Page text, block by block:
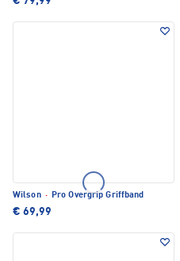
Wilson · Pro Overgrip Griffband
€ 69,99